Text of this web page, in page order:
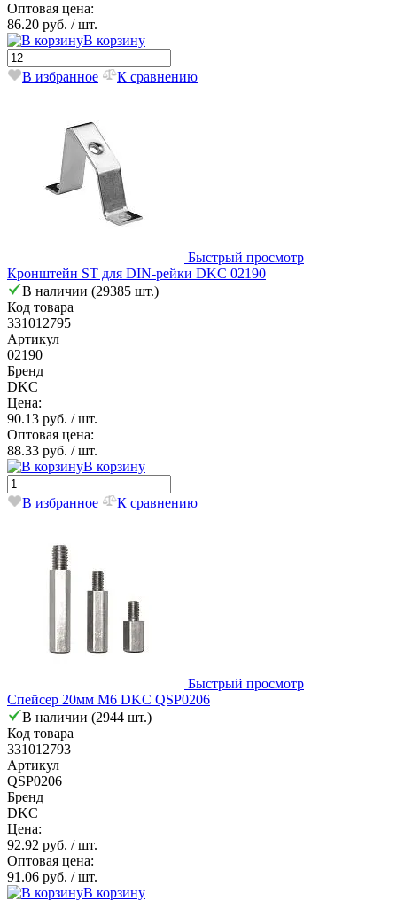
Оптовая цена:
86.20 руб. / шт.
В корзину
В избранное К сравнению
Быстрый просмотр
Кронштейн ST для DIN-рейки DKC 02190
В наличии (29385 шт.)
Код товара
331012795
Артикул
02190
Бренд
DKC
Цена:
90.13 руб. / шт.
Оптовая цена:
88.33 руб. / шт.
В корзину
В избранное К сравнению
Быстрый просмотр
Спейсер 20мм М6 DKC QSP0206
В наличии (2944 шт.)
Код товара
331012793
Артикул
QSP0206
Бренд
DKC
Цена:
92.92 руб. / шт.
Оптовая цена:
91.06 руб. / шт.
В корзину